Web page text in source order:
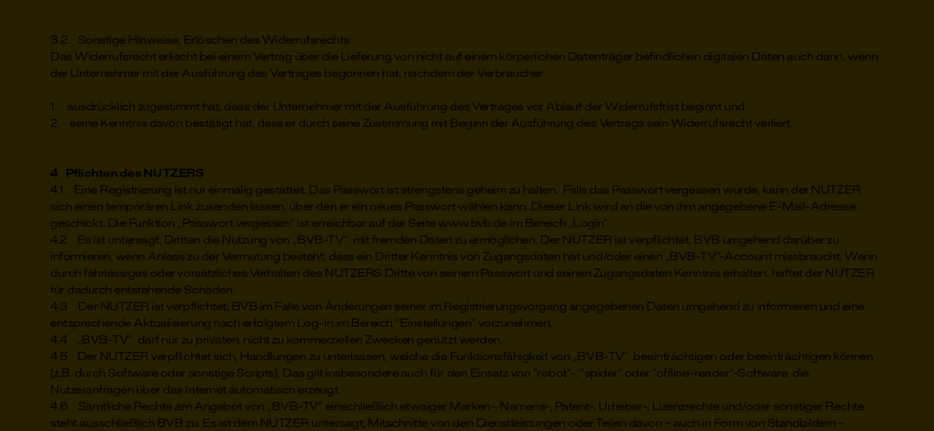
3.2 Sonstige Hinweise, Erlöschen des Widerrufsrechts
Das Widerrufsrecht erlischt bei einem Vertrag über die Lieferung von nicht auf einem körperlichen Datenträger befindlichen digitalen Daten auch dann, wenn
der Unternehmer mit der Ausführung des Vertrages begonnen hat, nachdem der Verbraucher
1. ausdrücklich zugestimmt hat, dass der Unternehmer mit der Ausführung des Vertrages vor Ablauf der Widerrufsfrist beginnt und
2. seine Kenntnis davon bestätigt hat, dass er durch seine Zustimmung mit Beginn der Ausführung des Vertrags sein Widerrufsrecht verliert.
4 Pflichten des NUTZERS
4.1 Eine Registrierung ist nur einmalig gestattet. Das Passwort ist strengstens geheim zu halten. Falls das Passwort vergessen wurde, kann der NUTZER
sich einen temporären Link zusenden lassen, über den er ein neues Passwort wählen kann. Dieser Link wird an die von ihm angegebene E-Mail-Adresse
geschickt. Die Funktion „Passwort vergessen" ist erreichbar auf der Seite www.bvb.de im Bereich „Login“.
4.2 Es ist untersagt, Dritten die Nutzung von „BVB-TV“ mit fremden Daten zu ermöglichen. Der NUTZER ist verpflichtet, BVB umgehend darüber zu
informieren, wenn Anlass zu der Vermutung besteht, dass ein Dritter Kenntnis von Zugangsdaten hat und/oder einen „BVB-TV“-Account missbraucht. Wenn
durch fahrlässiges oder vorsätzliches Verhalten des NUTZERS Dritte von seinem Passwort und seinen Zugangsdaten Kenntnis erhalten, haftet der NUTZER
für dadurch entstehende Schäden.
4.3 Der NUTZER ist verpflichtet, BVB im Falle von Änderungen seiner im Registrierungsvorgang angegebenen Daten umgehend zu informieren und eine
entsprechende Aktualisierung nach erfolgtem Log-In im Bereich "Einstellungen" vorzunehmen.
4.4 „BVB-TV“ darf nur zu privaten, nicht zu kommerziellen Zwecken genutzt werden.
4.5 Der NUTZER verpflichtet sich, Handlungen zu unterlassen, welche die Funktionsfähigkeit von „BVB-TV“ beeinträchtigen oder beeinträchtigen können
(z.B. durch Software oder sonstige Scripts). Das gilt insbesondere auch für den Einsatz von "robot"-, "spider" oder "offline-reader"-Software, die
Nutzeranfragen über das Internet automatisch erzeugt.
4.6 Sämtliche Rechte am Angebot von „BVB-TV“ einschließlich etwaiger Marken-, Namens-, Patent-, Urheber-, Lizenzrechte und/oder sonstiger Rechte
steht ausschließlich BVB zu. Es ist dem NUTZER untersagt, Mitschnitte von den Dienstleistungen oder Teilen davon – auch in Form von Standbildern –